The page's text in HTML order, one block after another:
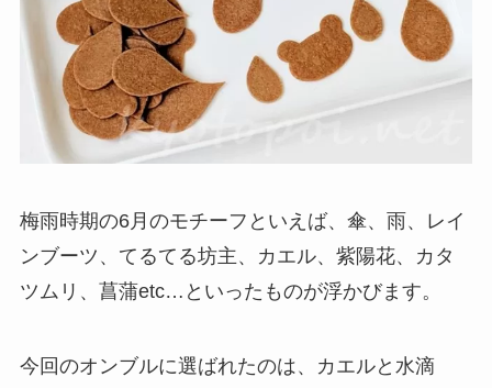
梅雨時期の6月のモチーフといえば、傘、雨、レイ
ンブーツ、てるてる坊主、カエル、紫陽花、カタ
ツムリ、菖蒲etc…といったものが浮かびます。
今回のオンブルに選ばれたのは、カエルと水滴